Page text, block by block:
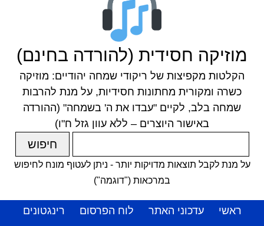
מוזיקה חסידית (להורדה בחינם)
הקלטות מקפיצות של ריקודי שמחה יהודיים: מוזיקה
כשרה ומקורית מחתונות חסידיות, על מנת להרבות
שמחה בלב, לקיים "עבדו את ה' בשמחה" (ההורדה
באישור היוצרים – ללא עוון גזל ח"ו)
על מנת לקבל תוצאות מדויקות יותר - ניתן לעטוף מונח לחיפוש
במרכאות ("דוגמה")
ראשי עדכוני האתר לוח הפרסום
רינגטונים